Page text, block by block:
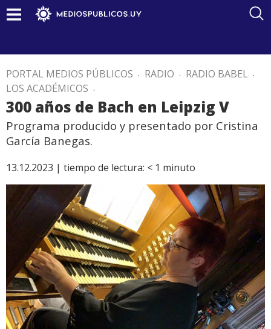
PORTAL MEDIOS PÚBLICOS . RADIO . RADIO BABEL .
LOS ACADÉMICOS .
300 años de Bach en Leipzig V
Programa producido y presentado por Cristina
García Banegas.
13.12.2023 | tiempo de lectura: < 1 minuto